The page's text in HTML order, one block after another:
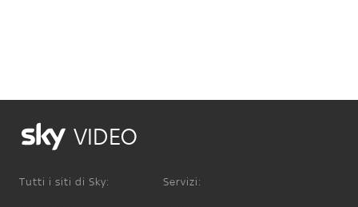
VIDEO
Tutti i siti di Sky: Servizi: